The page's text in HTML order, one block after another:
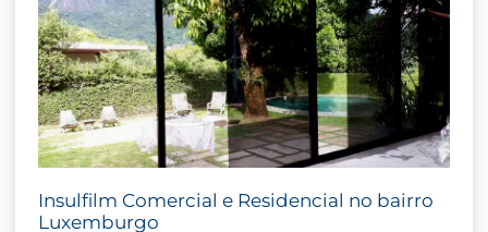
Insulfilm Comercial e Residencial no bairro
Luxemburgo